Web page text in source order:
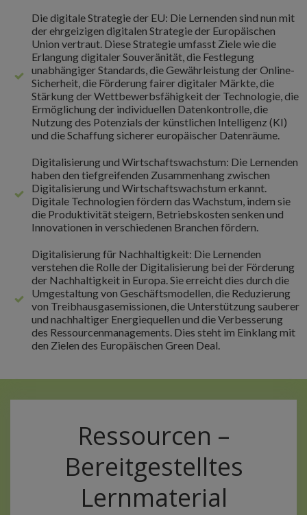
Die digitale Strategie der EU: Die Lernenden sind nun mit
der ehrgeizigen digitalen Strategie der Europäischen
Union vertraut. Diese Strategie umfasst Ziele wie die
Erlangung digitaler Souveränität, die Festlegung
unabhängiger Standards, die Gewährleistung der Online-
Sicherheit, die Förderung fairer digitaler Märkte, die
Stärkung der Wettbewerbsfähigkeit der Technologie, die
Ermöglichung der individuellen Datenkontrolle, die
Nutzung des Potenzials der künstlichen Intelligenz (KI)
und die Schaffung sicherer europäischer Datenräume.
Digitalisierung und Wirtschaftswachstum: Die Lernenden
haben den tiefgreifenden Zusammenhang zwischen
Digitalisierung und Wirtschaftswachstum erkannt.
Digitale Technologien fördern das Wachstum, indem sie
die Produktivität steigern, Betriebskosten senken und
Innovationen in verschiedenen Branchen fördern.
Digitalisierung für Nachhaltigkeit: Die Lernenden
verstehen die Rolle der Digitalisierung bei der Förderung
der Nachhaltigkeit in Europa. Sie erreicht dies durch die
Umgestaltung von Geschäftsmodellen, die Reduzierung
von Treibhausgasemissionen, die Unterstützung sauberer
und nachhaltiger Energiequellen und die Verbesserung
des Ressourcenmanagements. Dies steht im Einklang mit
den Zielen des Europäischen Green Deal.
Ressourcen –
Bereitgestelltes
Lernmaterial